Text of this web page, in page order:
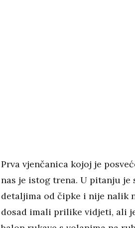
Prva vjenčanica kojoj je
nas je istog trena. U pitanju
detaljima od čipke i nije nalik
dosad imali prilike vidjeti, ali